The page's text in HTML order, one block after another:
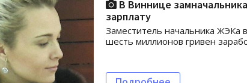
В Виннице
зарплату
Заместитель начальника ЖЭКа
шесть миллионов гривен